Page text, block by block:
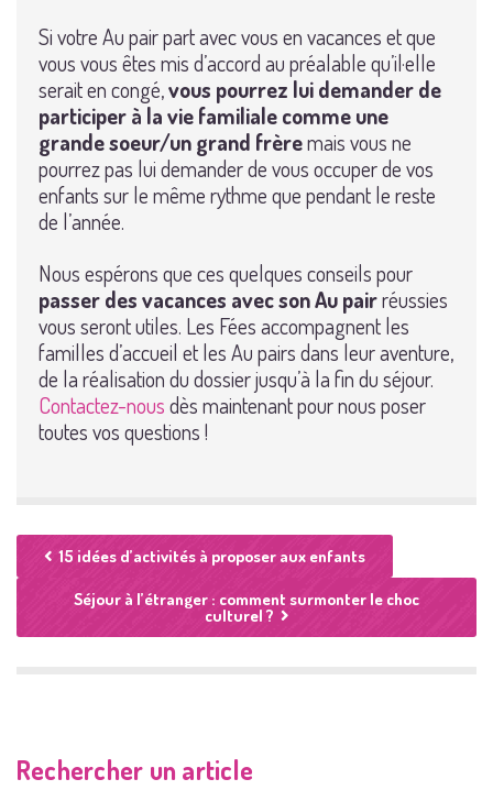
Si votre Au pair part avec vous en vacances et que
vous vous êtes mis d’accord au préalable qu’il·elle
serait en congé,vous pourrez lui demander de
participer à la vie familiale comme une
grande soeur/un grand frèremais vous ne
pourrez pas lui demander de vous occuper de vos
enfants sur le même rythme que pendant le reste
de l’année.
Nous espérons que ces quelques conseils pour
passer des vacances avec son Au pairréussies
vous seront utiles. Les Fées accompagnent les
familles d’accueil et les Au pairs dans leur aventure,
de la réalisation du dossier jusqu’à la fin du séjour.
Contactez-nousdès maintenant pour nous poser
toutes vos questions !
15 idées d’activités à proposer aux enfants
Séjour à l’étranger : comment surmonter le choc
culturel ?
Rechercher un article